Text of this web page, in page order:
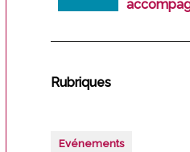
Rubriques
Evénements